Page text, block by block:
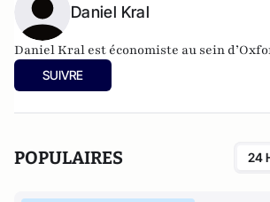
Daniel Kral
Daniel Kral est économiste au sein
SUIVRE
POPULAIRES 24